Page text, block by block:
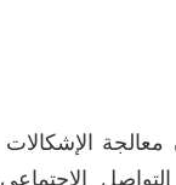
الإشكالات
التواصل